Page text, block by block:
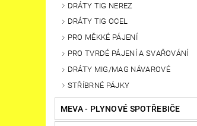
DRÁTY TIG NEREZ
DRÁTY TIG OCEL
PRO MĚKKÉ PÁJENÍ
PRO TVRDÉ PÁJENÍ A SVAŘOVÁNÍ
DRÁTY MIG/MAG NÁVAROVÉ
STŘÍBRNÉ PÁJKY
MEVA - PLYNOVÉ SPOTŘEBIČE